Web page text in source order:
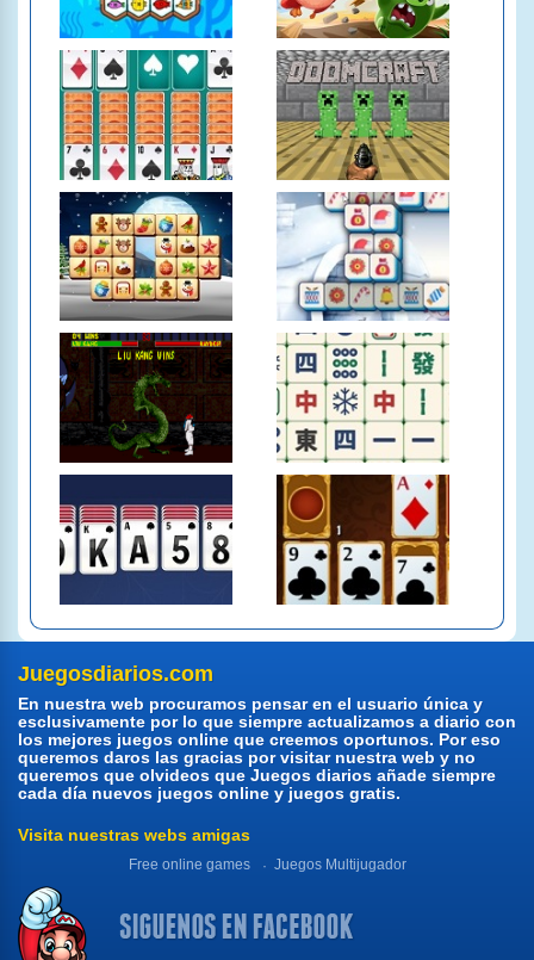
Juegosdiarios.com
En nuestra web procuramos pensar en el usuario única y
esclusivamente por lo que siempre actualizamos a diario con
los mejores juegos online que creemos oportunos. Por eso
queremos daros las gracias por visitar nuestra web y no
queremos que olvideos que Juegos diarios añade siempre
cada día nuevos juegos online y juegos gratis.
Visita nuestras webs amigas
Free online games Juegos Multijugador